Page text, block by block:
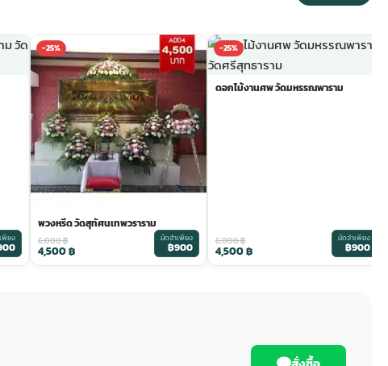
พียง
-25%
พวงหรีด วัดสุทัศนเทพวราราม
6,000฿
4,500฿
มัดจำเพียง
฿900
-25%
ดอกไม้งานศพ วัดมหรรณพาราม
6,000฿
4,500฿
มัดจำเพียง
฿900